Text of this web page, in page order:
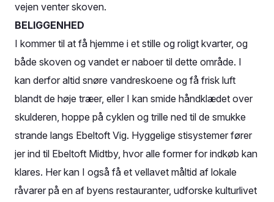
vejen venter skoven.
BELIGGENHED
I kommer til at få hjemme i et stille og roligt kvarter, og
både skoven og vandet er naboer til dette område. I
kan derfor altid snøre vandreskoene og få frisk luft
blandt de høje træer, eller I kan smide håndklædet over
skulderen, hoppe på cyklen og trille ned til de smukke
strande langs Ebeltoft Vig. Hyggelige stisystemer fører
jer ind til Ebeltoft Midtby, hvor alle former for indkøb kan
klares. Her kan I også få et vellavet måltid af lokale
råvarer på en af byens restauranter, udforske kulturlivet